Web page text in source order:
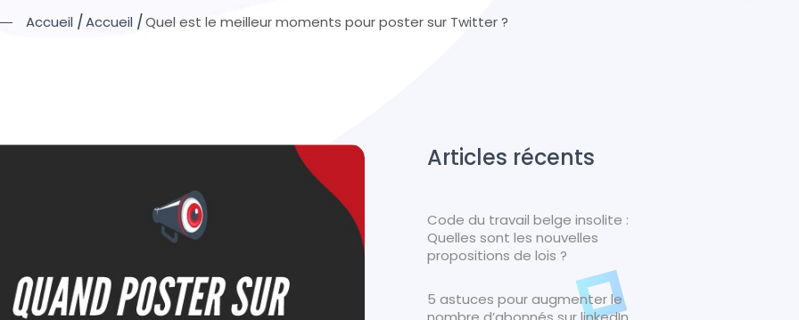
Quel est le meilleur moments pour poster sur Twitter ?
Articles récents
Code du travail belge insolite :
Quelles sont les nouvelles
propositions de lois ?
5 astuces pour augmenter le